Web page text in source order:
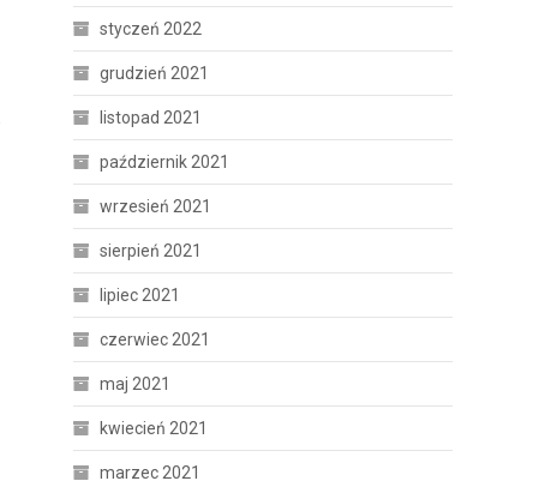
styczeń 2022
grudzień 2021
listopad 2021
październik 2021
wrzesień 2021
sierpień 2021
lipiec 2021
czerwiec 2021
maj 2021
kwiecień 2021
marzec 2021